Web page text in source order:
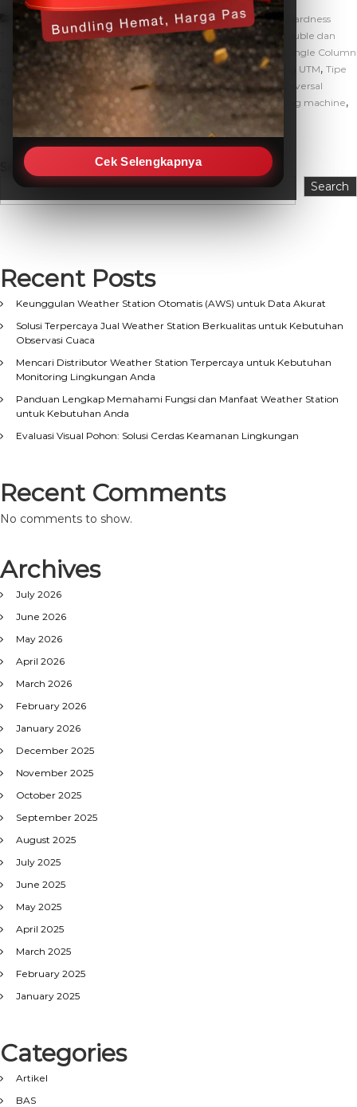
Cek Selengkapnya
Artikel Apa itu UTM?,Double Column UTM ,
Hardness
Tester UTM,Pemahaman Dasar tentang UTM ,
Perbedaan Double dan
Single Column dari Aspek Investasi
Perbedaan Double dan Single Column
dari Segi Kapasitas Beban , SIngle Column UTM Tensile Testing UTM, Tipe
Apa Saja yang Dimiliki Universal Testing Machine Ini?, Tipe Universal
Testing Machine
Uji lentur Uji tarik Uji tekan , Universal testing machine,
Search
Search
Recent Posts
Keunggulan Weather Station Otomatis (AWS) untuk Data Akurat
Solusi Terpercaya Jual Weather Station Berkualitas untuk Kebutuhan
Observasi Cuaca
Mencari Distributor Weather Station Terpercaya untuk Kebutuhan
Monitoring Lingkungan Anda
Panduan Lengkap Memahami Fungsi dan Manfaat Weather Station
untuk Kebutuhan Anda
Evaluasi Visual Pohon: Solusi Cerdas Keamanan Lingkungan
Recent Comments
No comments to show.
Archives
July 2026
June 2026
May 2026
April 2026
March 2026
February 2026
January 2026
December 2025
November 2025
October 2025
September 2025
August 2025
July 2025
June 2025
May 2025
April 2025
March 2025
February 2025
January 2025
Categories
Artikel
BAS